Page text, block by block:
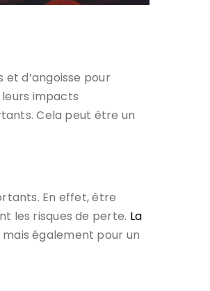
d’angoisse pour
impacts
Cela peut être un
En effet, être
les risques de perte. La
également pour un